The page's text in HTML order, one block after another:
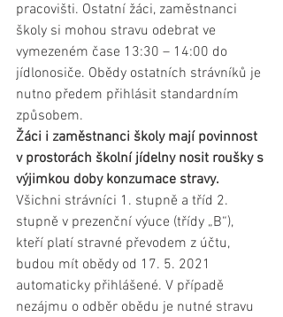
pracovišti. Ostatní žáci, zaměstnanci
školy si mohou stravu odebrat ve
vymezeném čase 13:30 – 14:00 do
jídlonosiče. Obědy ostatních strávníků je
nutno předem přihlásit standardním
způsobem.
Žáci i zaměstnanci školy mají povinnost
v prostorách školní jídelny nosit roušky s
výjimkou doby konzumace stravy.
Všichni strávníci 1. stupně a tříd 2.
stupně v prezenční výuce (třídy „B“),
kteří platí stravné převodem z účtu,
budou mít obědy od 17. 5. 2021
automaticky přihlášené. V případě
nezájmu o odběr obědu je nutné stravu